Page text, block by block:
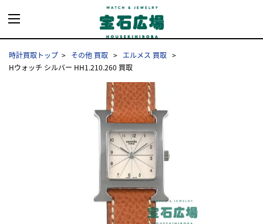
時計買取トップ その他 買取
エルメス 買取
Hウォッチ シルバー HH1.210.260 買取